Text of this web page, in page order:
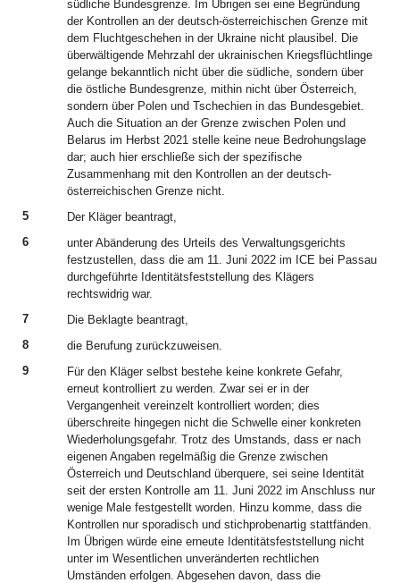
südliche Bundesgrenze. Im Übrigen sei eine Begründung
der Kontrollen an der deutsch-österreichischen Grenze mit
dem Fluchtgeschehen in der Ukraine nicht plausibel. Die
überwältigende Mehrzahl der ukrainischen Kriegsflüchtlinge
gelange bekanntlich nicht über die südliche, sondern über
die östliche Bundesgrenze, mithin nicht über Österreich,
sondern über Polen und Tschechien in das Bundesgebiet.
Auch die Situation an der Grenze zwischen Polen und
Belarus im Herbst 2021 stelle keine neue Bedrohungslage
dar; auch hier erschließe sich der spezifische
Zusammenhang mit den Kontrollen an der deutsch-
österreichischen Grenze nicht.
5
Der Kläger beantragt,
6
unter Abänderung des Urteils des Verwaltungsgerichts
festzustellen, dass die am 11. Juni 2022 im ICE bei Passau
durchgeführte Identitätsfeststellung des Klägers
rechtswidrig war.
7
Die Beklagte beantragt,
8
die Berufung zurückzuweisen.
9
Für den Kläger selbst bestehe keine konkrete Gefahr,
erneut kontrolliert zu werden. Zwar sei er in der
Vergangenheit vereinzelt kontrolliert worden; dies
überschreite hingegen nicht die Schwelle einer konkreten
Wiederholungsgefahr. Trotz des Umstands, dass er nach
eigenen Angaben regelmäßig die Grenze zwischen
Österreich und Deutschland überquere, sei seine Identität
seit der ersten Kontrolle am 11. Juni 2022 im Anschluss nur
wenige Male festgestellt worden. Hinzu komme, dass die
Kontrollen nur sporadisch und stichprobenartig stattfänden.
Im Übrigen würde eine erneute Identitätsfeststellung nicht
unter im Wesentlichen unveränderten rechtlichen
Umständen erfolgen. Abgesehen davon, dass die